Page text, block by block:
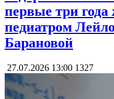
первые три
педиатром
Барановой
27.07.2026 13:00 1327